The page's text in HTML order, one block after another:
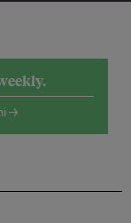
→